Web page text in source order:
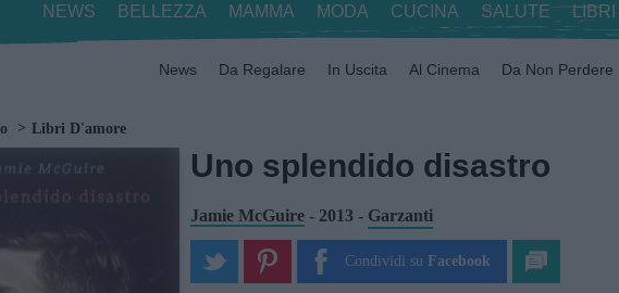
NEWS BELLEZZA MAMMA MODA CUCINA SALUTE LIBRI
News Da Regalare In Uscita Al Cinema Da Non Perdere
Libri D'amore
Uno splendido disastro
Jamie McGuire - 2013 - Garzanti
Condividi su Facebook